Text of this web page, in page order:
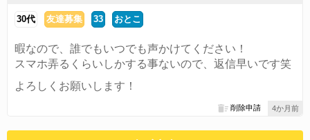
30代 友達募集 33 おとこ
暇なので、誰でもいつでも声かけてください！
スマホ弄るくらいしかする事ないので、返信早いです笑
よろしくお願いします！
4か月前
削除申請